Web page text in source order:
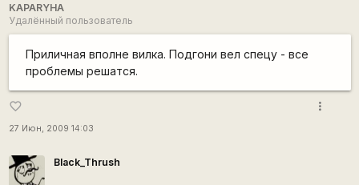
KAPARYHA
Удалённый пользователь
Приличная вполне вилка. Подгони вел спецу - все
проблемы решатся.
favorite_border
27 Июн, 2009 14:03
more_vert
Black_Thrush